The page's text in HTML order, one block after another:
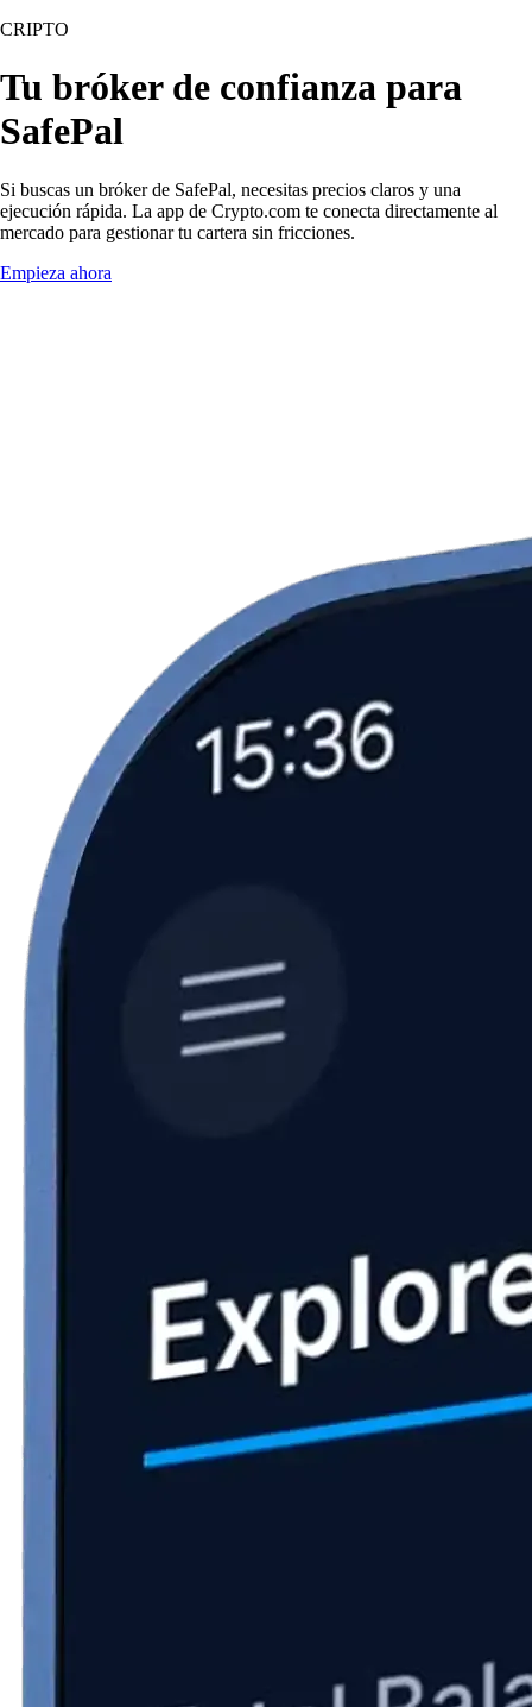
CRIPTO
Tu bróker de confianza para
SafePal
Si buscas un bróker de SafePal, necesitas precios claros y una
ejecución rápida. La app de Crypto.com te conecta directamente al
mercado para gestionar tu cartera sin fricciones.
Empieza ahora